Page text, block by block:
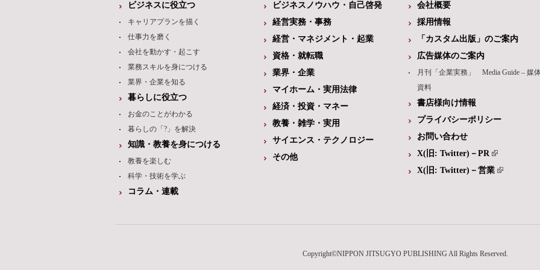
ビジネスに役立つ
キャリアプランを描く
仕事力を磨く
会社を動かす・起こす
業務スキルを身につける
業界・企業を知る
暮らしに役立つ
お金のことがわかる
暮らしの「?」を解決
知識・教養を身につける
教養を楽しむ
科学・技術を学ぶ
コラム・連載
ビジネスノウハウ・自己啓発
経営実務・事務
経営・マネジメント・起業
資格・就転職
業界・企業
マイホーム・実用法律
経済・投資・マネー
教養・雑学・実用
サイエンス・テクノロジー
その他
会社概要
採用情報
「カスタム出版」のご案内
広告媒体のご案内
月刊「企業実務」 Media Guide – 媒
資料
書店様向け情報
プライバシーポリシー
お問い合わせ
X(旧: Twitter)－PR
X(旧: Twitter)－営業
Copyright©NIPPON JITSUGYO PUBLISHING All Rights Reserved.